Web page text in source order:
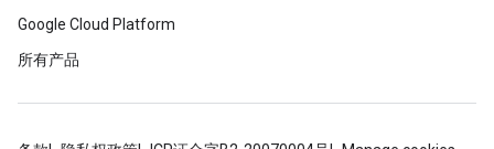
Google Cloud Platform
所有产品